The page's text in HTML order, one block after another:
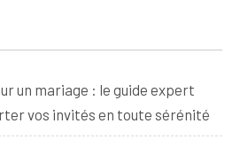
un mariage : le guide expert
vos invités en toute sérénité